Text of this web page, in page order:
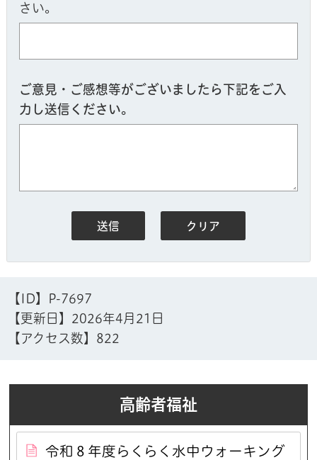
さい。
ご意見・ご感想等がございましたら下記をご入
力し送信ください。
【ID】
P-7697
【更新日】 2026年4月21日
【アクセス数】 822
高齢者福祉
令和８年度らくらく水中ウォーキング